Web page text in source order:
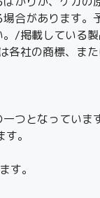
合があります
/掲載している
社の商標、また
つとなっていま
。
す。